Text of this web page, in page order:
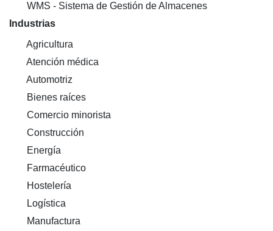
WMS - Sistema de Gestión de Almacenes
Industrias
Agricultura
Atención médica
Automotriz
Bienes raíces
Comercio minorista
Construcción
Energía
Farmacéutico
Hostelería
Logística
Manufactura